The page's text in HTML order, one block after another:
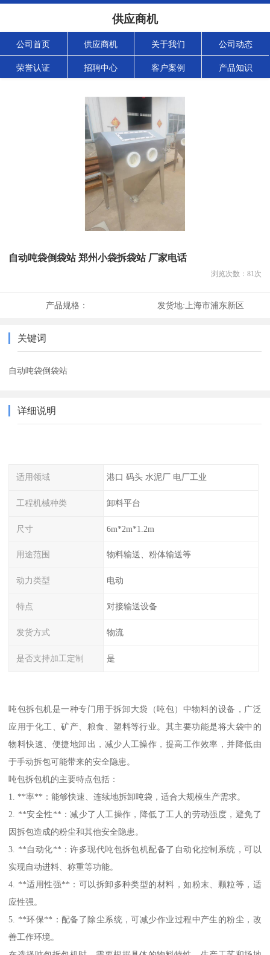
供应商机
公司首页 供应商机 关于我们 公司动态
荣誉认证 招聘中心 客户案例 产品知识
自动吨袋倒袋站 郑州小袋拆袋站 厂家电话
浏览次数： 81次
产品规格： 发货地: 上海市浦东新区
关键词
自动吨袋倒袋站
详细说明
适用领域 港口 码头 水泥厂 电厂工业
工程机械种类 卸料平台
尺寸 6m*2m*1.2m
用途范围 物料输送、粉体输送等
动力类型 电动
特点 对接输送设备
发货方式 物流
是否支持加工定制 是
吨包拆包机是一种专门用于拆卸大袋（吨包）中物料的设备，广泛
应用于化工、矿产、粮食、塑料等行业。其主要功能是将大袋中的
物料快速、便捷地卸出，减少人工操作，提高工作效率，并降低由
于手动拆包可能带来的安全隐患。
吨包拆包机的主要特点包括：
1. **率**：能够快速、连续地拆卸吨袋，适合大规模生产需求。
2. **安全性**：减少了人工操作，降低了工人的劳动强度，避免了
因拆包造成的粉尘和其他安全隐患。
3. **自动化**：许多现代吨包拆包机配备了自动化控制系统，可以
实现自动进料、称重等功能。
4. **适用性强**：可以拆卸多种类型的材料，如粉末、颗粒等，适
应性强。
5. **环保**：配备了除尘系统，可减少作业过程中产生的粉尘，改
善工作环境。